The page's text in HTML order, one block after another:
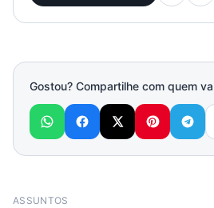
Gostou? Compartilhe com quem
ASSUNTOS